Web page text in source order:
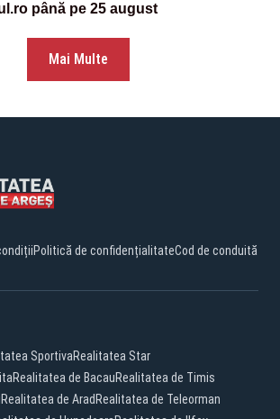
până pe 25 august
Mai Multe
Politică de confidențialitateCod de conduită
SportivaRealitatea Star
Realitatea de BacauRealitatea de Timis
Realitatea de Arad Realitatea de Teleorman